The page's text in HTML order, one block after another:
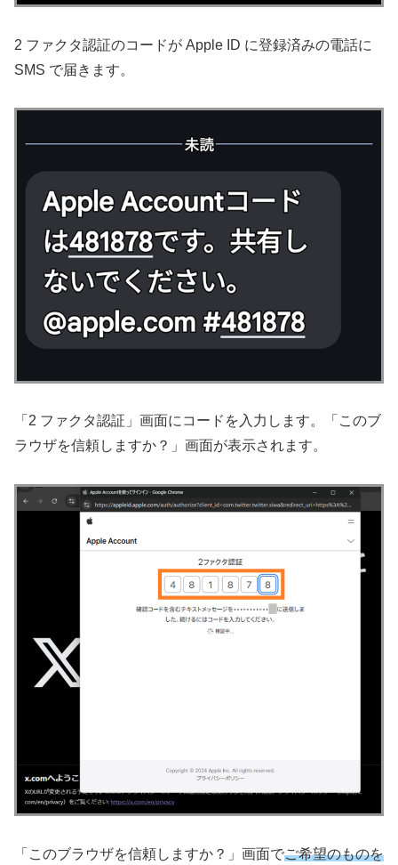
2 ファクタ認証のコードが Apple ID に登録済みの電話に
SMS で届きます。
「2 ファクタ認証」画面にコードを入力します。「このブ
ラウザを信頼しますか？」画面が表示されます。
「このブラウザを信頼しますか？」画面でご希望のものを